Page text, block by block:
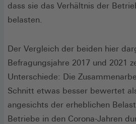
dass sie das Verhältnis der
belasten.
Der Vergleich der beiden hier
Befragungsjahre 2017 und 2021
Unterschiede: Die
Schnitt etwas besser bewertet
angesichts der erheblichen
Betriebe in den Corona-Jahren